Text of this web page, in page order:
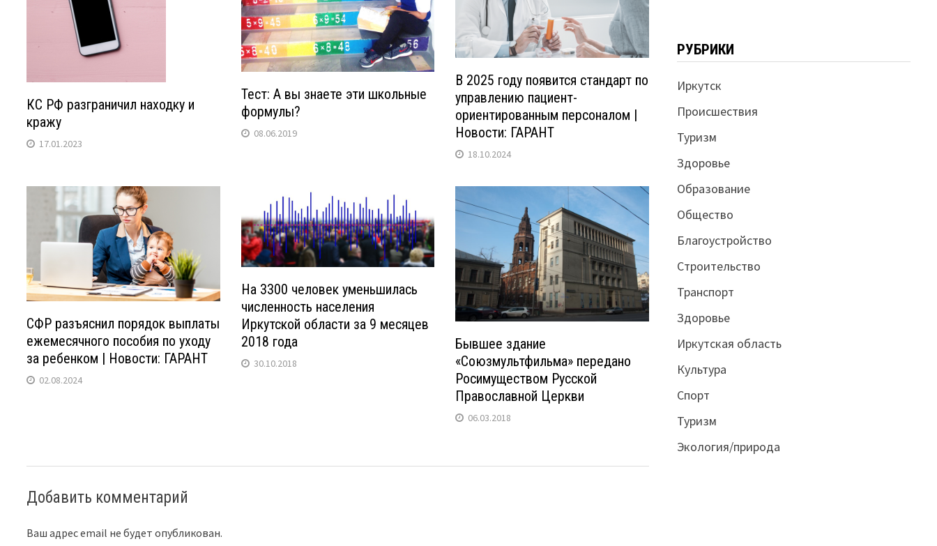
КС РФ разграничил находку и
кражу
17.01.2023
Тест: А вы знаете эти школьные
формулы?
08.06.2019
В 2025 году появится стандарт по
управлению пациент-
ориентированным персоналом |
Новости: ГАРАНТ
18.10.2024
СФР разъяснил порядок выплаты
ежемесячного пособия по уходу
за ребенком | Новости: ГАРАНТ
02.08.2024
На 3300 человек уменьшилась
численность населения
Иркутской области за 9 месяцев
2018 года
30.10.2018
Бывшее здание
«Союзмультфильма» передано
Росимуществом Русской
Православной Церкви
06.03.2018
Добавить комментарий
Ваш адрес email не будет опубликован.
РУБРИКИ
Иркутск
Происшествия
Туризм
Здоровье
Образование
Общество
Благоустройство
Строительство
Транспорт
Здоровье
Иркутская область
Культура
Спорт
Туризм
Экология/природа